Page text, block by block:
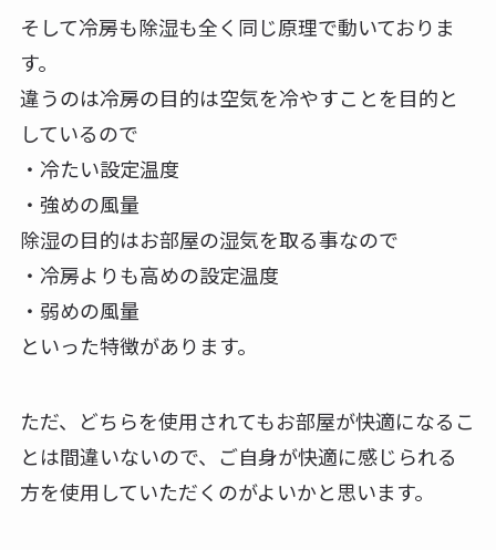
そして冷房も除湿も全く同じ原理で動いておりま
す。
違うのは冷房の目的は空気を冷やすことを目的と
しているので
・冷たい設定温度
・強めの風量
除湿の目的はお部屋の湿気を取る事なので
・冷房よりも高めの設定温度
・弱めの風量
といった特徴があります。
ただ、どちらを使用されてもお部屋が快適になるこ
とは間違いないので、ご自身が快適に感じられる
方を使用していただくのがよいかと思います。